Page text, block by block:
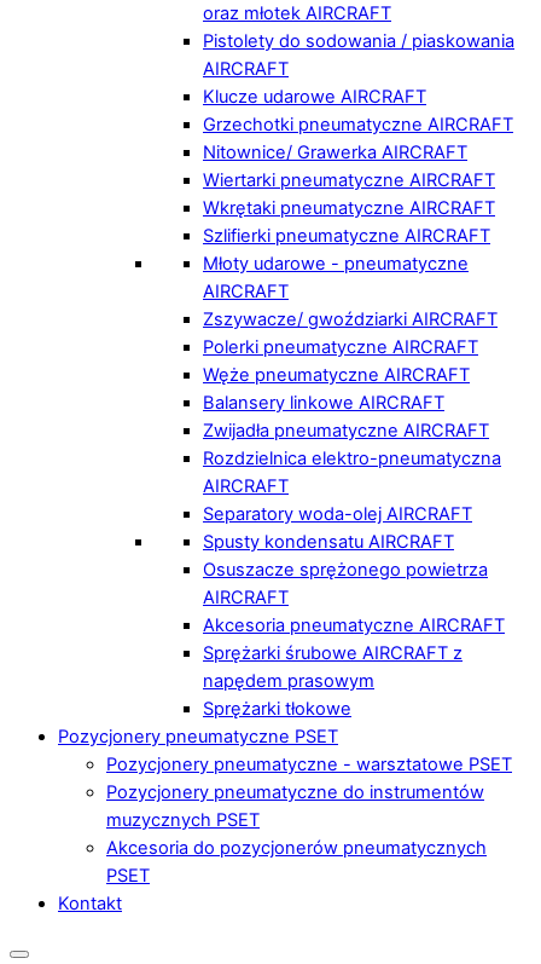
oraz młotek AIRCRAFT
Pistolety do sodowania / piaskowania
AIRCRAFT
Klucze udarowe AIRCRAFT
Grzechotki pneumatyczne AIRCRAFT
Nitownice/ Grawerka AIRCRAFT
Wiertarki pneumatyczne AIRCRAFT
Wkrętaki pneumatyczne AIRCRAFT
Szlifierki pneumatyczne AIRCRAFT
Młoty udarowe - pneumatyczne
AIRCRAFT
Zszywacze/ gwoździarki AIRCRAFT
Polerki pneumatyczne AIRCRAFT
Węże pneumatyczne AIRCRAFT
Balansery linkowe AIRCRAFT
Zwijadła pneumatyczne AIRCRAFT
Rozdzielnica elektro-pneumatyczna
AIRCRAFT
Separatory woda-olej AIRCRAFT
Spusty kondensatu AIRCRAFT
Osuszacze sprężonego powietrza
AIRCRAFT
Akcesoria pneumatyczne AIRCRAFT
Sprężarki śrubowe AIRCRAFT z
napędem prasowym
Sprężarki tłokowe
Pozycjonery pneumatyczne PSET
Pozycjonery pneumatyczne - warsztatowe PSET
Pozycjonery pneumatyczne do instrumentów
muzycznych PSET
Akcesoria do pozycjonerów pneumatycznych
PSET
Kontakt